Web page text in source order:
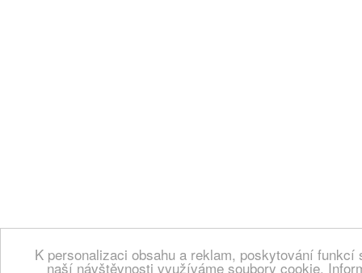
K personalizaci obsahu a reklam, poskytování
naší návštěvnosti využíváme soubory cookie.